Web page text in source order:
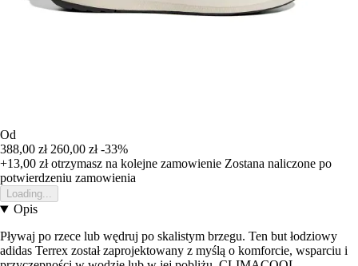
Od
388,00 zł 260,00 zł -33%
+13,00 złotrzymasz na kolejne zamowienie Zostana naliczone po
potwierdzeniu zamowienia
Loading...
Opis
Pływaj po rzece lub wędruj po skalistym brzegu. Ten but łodziowy
adidas Terrex został zaprojektowany z myślą o komforcie, wsparciu i